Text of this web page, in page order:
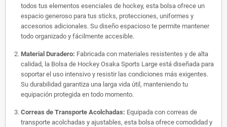
todos tus elementos esenciales de hockey, esta bolsa ofrece un
espacio generoso para tus sticks, protecciones, uniformes y
accesorios adicionales. Su diseño espacioso te permite mantener
todo organizado y fácilmente accesible.
Material Duradero: Fabricada con materiales resistentes y de alta
calidad, la Bolsa de Hockey Osaka Sports Large está diseñada para
soportar el uso intensivo y resistir las condiciones más exigentes.
Su durabilidad garantiza una larga vida útil, manteniendo tu
equipación protegida en todo momento.
Correas de Transporte Acolchadas: Equipada con correas de
transporte acolchadas y ajustables, esta bolsa ofrece comodidad y